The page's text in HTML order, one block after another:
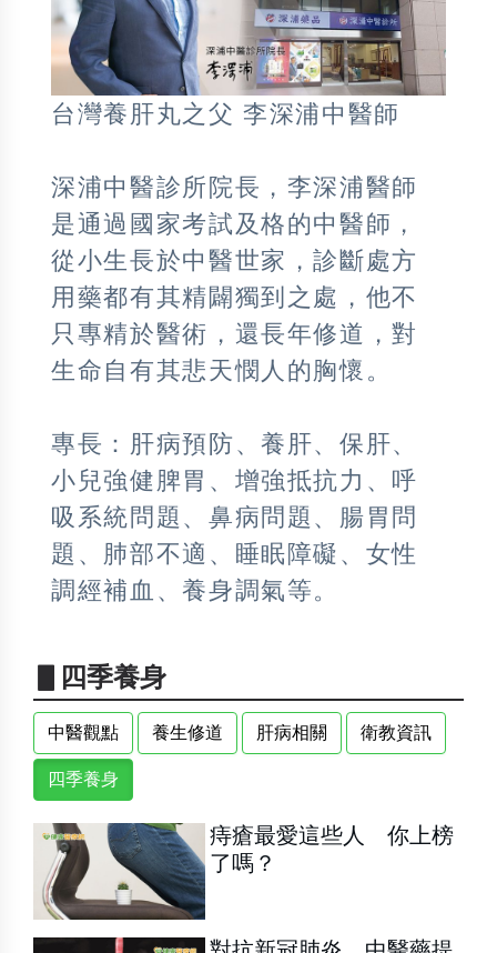
台灣養肝丸之父 李深浦中醫師
深浦中醫診所院長，李深浦醫師
是通過國家考試及格的中醫師，
從小生長於中醫世家，診斷處方
用藥都有其精闢獨到之處，他不
只專精於醫術，還長年修道，對
生命自有其悲天憫人的胸懷。
專長：肝病預防、養肝、保肝、
小兒強健脾胃、增強抵抗力、呼
吸系統問題、鼻病問題、腸胃問
題、肺部不適、睡眠障礙、女性
調經補血、養身調氣等。
▋四季養身
中醫觀點 養生修道 肝病相關 衛教資訊
四季養身
痔瘡最愛這些人 你上榜
了嗎？